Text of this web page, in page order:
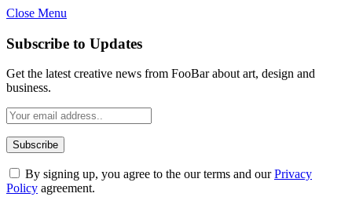
Close Menu
Subscribe to Updates
Get the latest creative news from FooBar about art, design and
business.
By signing up, you agree to the our terms and ourPrivacy
Policy agreement.